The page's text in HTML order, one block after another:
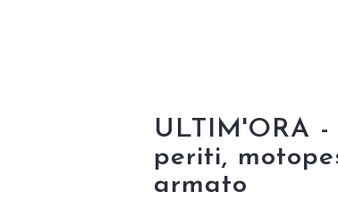
ULTIM'ORA
periti,
armato